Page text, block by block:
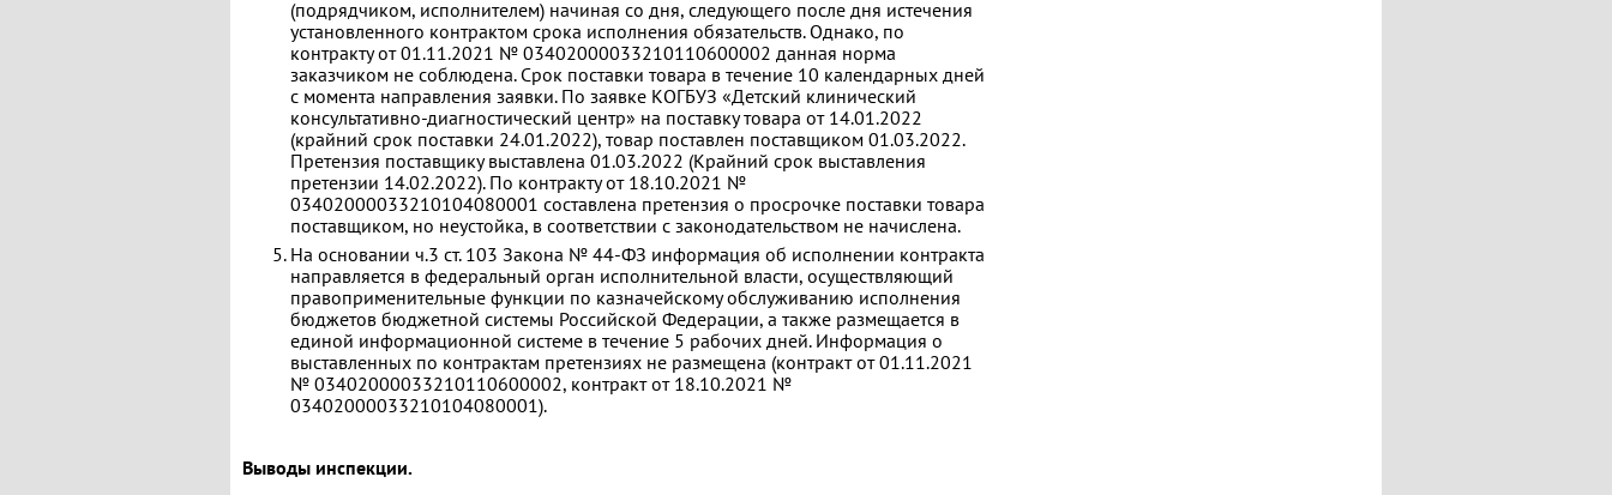
(подрядчиком, исполнителем) начиная со дня, следующего после дня истечения
установленного контрактом срока исполнения обязательств. Однако, по
контракту от 01.11.2021 № 03402000033210110600002 данная норма
заказчиком не соблюдена. Срок поставки товара в течение 10 календарных дней
с момента направления заявки. По заявке КОГБУЗ «Детский клинический
консультативно-диагностический центр» на поставку товара от 14.01.2022
(крайний срок поставки 24.01.2022), товар поставлен поставщиком 01.03.2022.
Претензия поставщику выставлена 01.03.2022 (Крайний срок выставления
претензии 14.02.2022). По контракту от 18.10.2021 №
03402000033210104080001 составлена претензия о просрочке поставки товара
поставщиком, но неустойка, в соответствии с законодательством не начислена.
На основании ч.3 ст. 103 Закона № 44-ФЗ информация об исполнении контракта
направляется в федеральный орган исполнительной власти, осуществляющий
правоприменительные функции по казначейскому обслуживанию исполнения
бюджетов бюджетной системы Российской Федерации, а также размещается в
единой информационной системе в течение 5 рабочих дней. Информация о
выставленных по контрактам претензиях не размещена (контракт от 01.11.2021
№ 03402000033210110600002, контракт от 18.10.2021 №
03402000033210104080001).
Выводы инспекции.